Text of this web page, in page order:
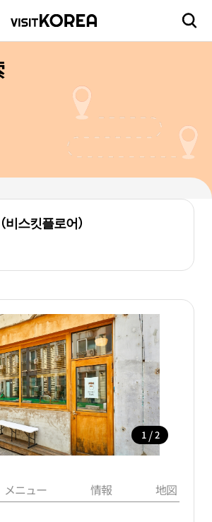
스킷플로어）
1 / 2
メニュー 情報 地図